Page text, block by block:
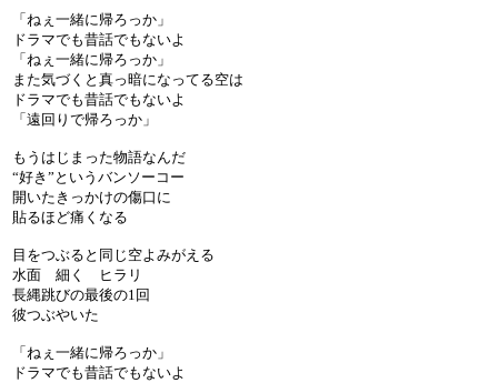
「ねぇ一緒に帰ろっか」
ドラマでも昔話でもないよ
「ねぇ一緒に帰ろっか」
また気づくと真っ暗になってる空は
ドラマでも昔話でもないよ
「遠回りで帰ろっか」
もうはじまった物語なんだ
“好き”というバンソーコー
開いたきっかけの傷口に
貼るほど痛くなる
目をつぶると同じ空よみがえる
水面 細く ヒラリ
長縄跳びの最後の1回
彼つぶやいた
「ねぇ一緒に帰ろっか」
ドラマでも昔話でもないよ